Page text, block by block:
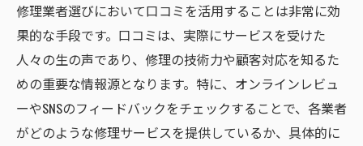
修理業者選びにおいて口コミを活用することは非常に効
果的な手段です。口コミは、実際にサービスを受けた
人々の生の声であり、修理の技術力や顧客対応を知るた
めの重要な情報源となります。特に、オンラインレビュ
ーやSNSのフィードバックをチェックすることで、各業者
がどのような修理サービスを提供しているか、具体的に